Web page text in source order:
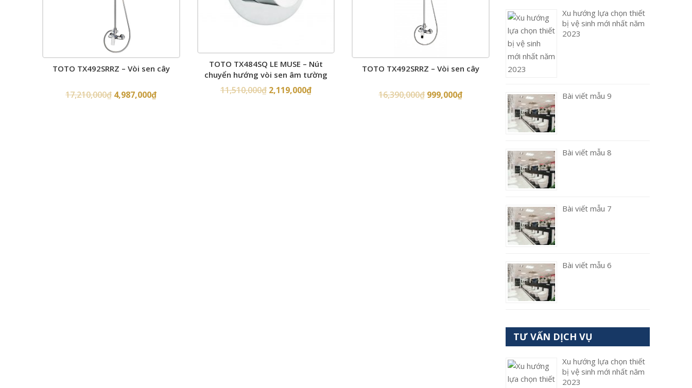
TOTO TX492SRRZ – Vòi sen cây
17,210,000₫ 4,987,000₫
TOTO TX484SQ LE MUSE – Nút
chuyển hướng vòi sen âm tường
11,510,000₫ 2,119,000₫
TOTO TX492SRRZ – Vòi sen cây
16,390,000₫ 999,000₫
Xu hướng lựa chọn thiết
bị vệ sinh mới nhất năm
2023
Bài viết mẫu 9
Bài viết mẫu 8
Bài viết mẫu 7
Bài viết mẫu 6
TƯ VẤN DỊCH VỤ
Xu hướng lựa chọn thiết
bị vệ sinh mới nhất năm
2023